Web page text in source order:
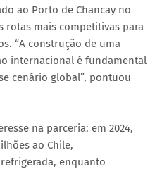
ao Porto de Chancay no
rotas mais competitivas para
“A construção de uma
internacional é fundamental
cenário global”, pontuou
na parceria: em 2024,
ao Chile,
enquanto